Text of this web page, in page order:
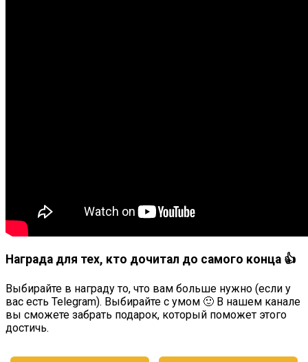
Награда для тех, кто дочитал до самого конца 👍
Выбирайте в награду то, что вам больше нужно (если у
вас есть Telegram). Выбирайте с умом 🙂 В нашем канале
вы сможете забрать подарок, который поможет этого
достичь.